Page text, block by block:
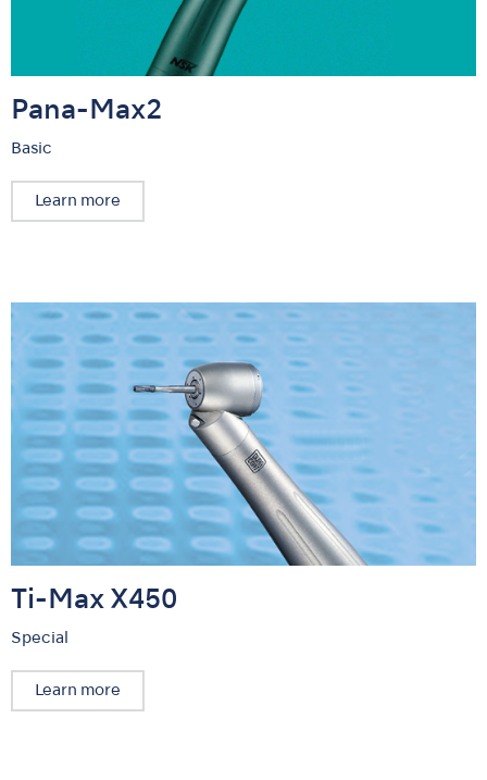
Pana-Max2
Basic
Learn more
Ti-Max X450
Special
Learn more